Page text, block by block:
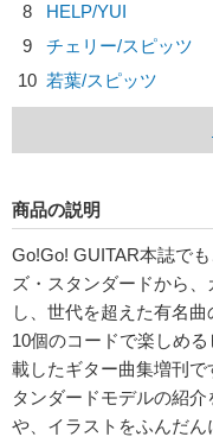
8
HELP/YUI
9
チェリー/スピッツ
10 若葉/スピッツ
商品の説明
Go!Go! GUITAR本誌で
ズ・スタンダードから
し、世代を超えた有名曲
10個のコードで楽しめ
載したギター曲集増刊
タンダードモデルの紹
や、イラストをふんだ